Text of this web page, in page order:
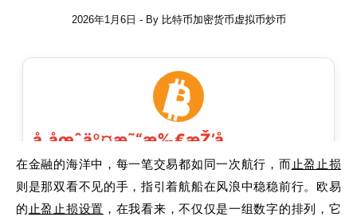
2026年1月6日 - By 比特币加密货币虚拟币炒币
在金融的海洋中，每一笔交易都如同一次航行，而止盈止损
则是那双看不见的手，指引着航船在风浪中稳稳前行。欧易
的止盈止损设置 ，在我看来，不仅仅是一组数字的排列，它